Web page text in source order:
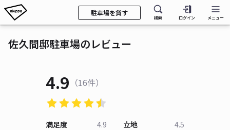
駐車場を貸す
検索 ログイン メニュー
佐久間邸駐車場のレビュー
4.9 （16件）
満足度 4.9 立地
4.5